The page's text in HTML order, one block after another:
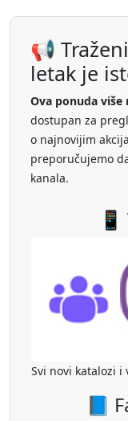
📢
letak je
Ova ponuda
dostupan za
o najnovijim
preporučujemo
kanala.
Svi novi katalozi
📘